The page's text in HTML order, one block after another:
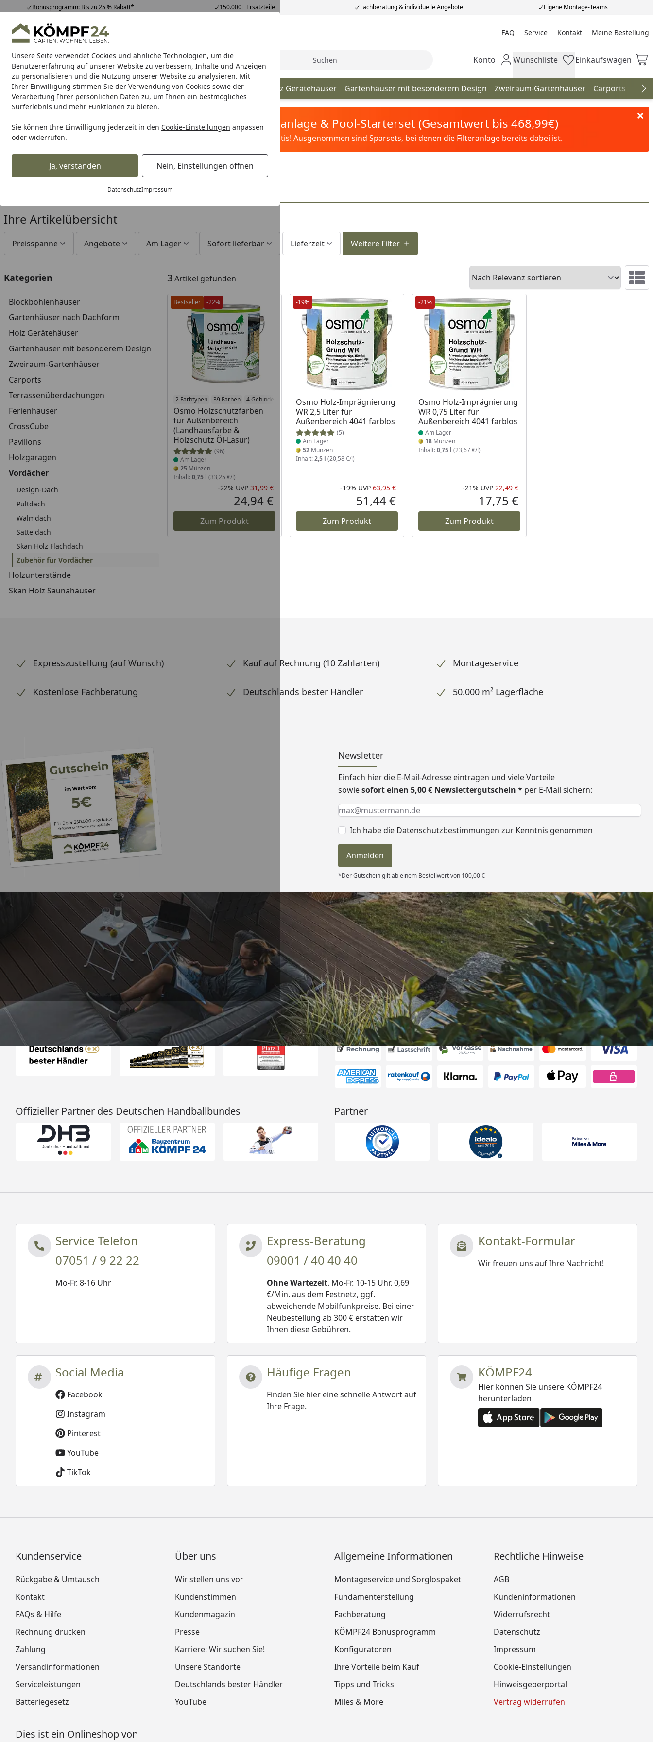
Unsere Seite verwendet Cookies und ähnliche Technologien, um die
Benutzererfahrung auf unserer Website zu verbessern, Inhalte und Anzeigen
zu personalisieren und die Nutzung unserer Website zu analysieren. Mit
Ihrer Einwilligung stimmen Sie der Verwendung von Cookies sowie der
Verarbeitung Ihrer persönlichen Daten zu, um Ihnen ein bestmögliches
Surferlebnis und mehr Funktionen zu bieten.
Sie können Ihre Einwilligung jederzeit in den Cookie-Einstellungen anpassen
oder widerrufen.
Ja, verstanden Nein, Einstellungen öffnen
DatenschutzImpressum
Bonusprogramm: Bis zu 25 % Rabatt* 150.000+ Ersatzteile Fachberatung & individuelle Angebote Eigene Montage-Teams
Hotline07051 / 9 22 22
Mo-Fr. 8-16 Uhr 25.963 Bewertungen FAQ Service Kontakt Meine Bestellung
Meine Bestellung
Alle Produkte
Alle ProdukteHighlights Tipps & Tricks Suche Mein Konto
Konto Wunschliste
Wunschliste Einkaufswagen
Einkaufswagen
Skan Holz Blockbohlenhäuser Gartenhäuser nach Dachform Holz Gerätehäuser Gartenhäuser mit besonderem Design Zweiraum-Gartenhäuser Carports
Karibu Pools inkl. gratis Sandfilteranlage & Pool-Starterset (Gesamtwert bis 468,99€)
Dein Traumpool im Sorglos-Paket: Filter&Pflege gratis! Ausgenommen sind Sparsets, bei denen die Filteranlage bereits dabei ist.
Startseite
Skan Holz Vordächer Zubehör für Vordächer
Zubehör für Skan Holz Vordächer
Ihre Artikelübersicht
Preisspanne Angebote Am Lager Sofort lieferbar Lieferzeit Weitere Filter
Kategorien
Blockbohlenhäuser
Gartenhäuser nach Dachform
Holz Gerätehäuser
Gartenhäuser mit besonderem Design
Zweiraum-Gartenhäuser
Carports
Terrassenüberdachungen
Ferienhäuser
CrossCube
Pavillons
Holzgaragen
Vordächer
Design-Dach
Pultdach
Walmdach
Satteldach
Skan Holz Flachdach
Zubehör für Vordächer
Holzunterstände
Skan Holz Saunahäuser
3Artikel gefunden
Sortieren
Bestseller -22%
2 Farbtypen 39 Farben 4 Gebinde
Osmo Holzschutzfarben
für Außenbereich
(Landhausfarbe &
Holzschutz Öl-Lasur)
(96)
Produkt am Lager
Am Lager
25 Münzen
Inhalt: 0,75 l (33,25 €/l)
Rabatt in Prozent
-22%
Ursprünglicher Preis
UVP 31,99 €
Aktueller Preis
24,94 €
Zum Produkt
-19%
Osmo Holz-Imprägnierung
WR 2,5 Liter für
Außenbereich 4041 farblos
(5)
Produkt am Lager
Am Lager
52 Münzen
Inhalt:2,5 l (20,58 €/l)
Rabatt in Prozent
-19%
Ursprünglicher Preis
UVP 63,95 €
Aktueller Preis
51,44 €
Zum Produkt
-21%
Osmo Holz-Imprägnierung
WR 0,75 Liter für
Außenbereich 4041 farblos
Produkt am Lager
Am Lager
18 Münzen
Inhalt:0,75 l (23,67 €/l)
Rabatt in Prozent
-21%
Ursprünglicher Preis
UVP 22,49 €
Aktueller Preis
17,75 €
Zum Produkt
Expresszustellung (auf Wunsch) Kauf auf Rechnung (10 Zahlarten) Montageservice
Kostenlose Fachberatung Deutschlands bester Händler 50.000 m² Lagerfläche
Newsletter
Einfach hier die E-Mail-Adresse eintragen und viele Vorteile
sowiesofort einen 5,00 € Newslettergutschein * per E-Mail sichern:
Keine Eingabe erforderlich
Eingabe erforderlich
E-Mail *
Ich habe die Datenschutzbestimmungen zur Kenntnis genommen
Anmelden
*Der Gutschein gilt ab einem Bestellwert von 100,00 €
Trusted Shops
4,81/ 5
25.963 Bewertungen
„Schnellere Lieferung als
angekündigt. Produkt passt. “
07.08.2026
Versand
Auszeichnungen Akzeptierte Zahlungsarten
Offizieller Partner des Deutschen Handballbundes Partner
Service Telefon
07051 / 9 22 22
Mo-Fr. 8-16 Uhr
Express-Beratung
09001 / 40 40 40
Ohne Wartezeit. Mo-Fr. 10-15 Uhr. 0,69
€/Min. aus dem Festnetz, ggf.
abweichende Mobilfunkpreise. Bei einer
Neubestellung ab 300 € erstatten wir
Ihnen diese Gebühren.
Kontakt-Formular
Wir freuen uns auf Ihre Nachricht!
Social Media
Facebook
Instagram
Pinterest
YouTube
TikTok
Häufige Fragen
Finden Sie hier eine schnelle Antwort auf
Ihre Frage.
KÖMPF24
Hier können Sie unsere KÖMPF24
herunterladen
Kundenservice
Rückgabe & Umtausch
Kontakt
FAQs & Hilfe
Rechnung drucken
Zahlung
Versandinformationen
Serviceleistungen
Batteriegesetz
Über uns
Wir stellen uns vor
Kundenstimmen
Kundenmagazin
Presse
Karriere: Wir suchen Sie!
Unsere Standorte
Deutschlands bester Händler
YouTube
Allgemeine Informationen
Montageservice und Sorglospaket
Fundamenterstellung
Fachberatung
KÖMPF24 Bonusprogramm
Konfiguratoren
Ihre Vorteile beim Kauf
Tipps und Tricks
Miles & More
Rechtliche Hinweise
AGB
Kundeninformationen
Widerrufsrecht
Datenschutz
Impressum
Cookie-Einstellungen
Hinweisgeberportal
Vertrag widerrufen
Dies ist ein Onlineshop von